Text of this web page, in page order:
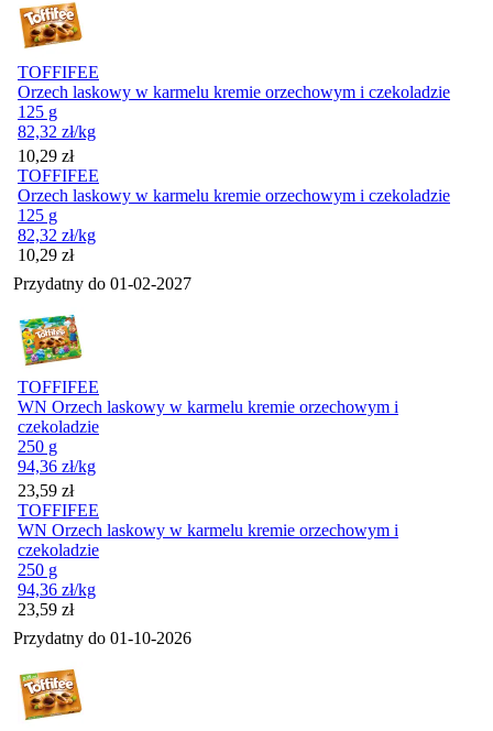
TOFFIFEE
Orzech laskowy w karmelu kremie orzechowym i czekoladzie
125 g
82,32 zł/kg
Cena
10,29 zł
TOFFIFEE
Orzech laskowy w karmelu kremie orzechowym i czekoladzie
125 g
82,32 zł/kg
Cena
10,29 zł
Przydatny do 01-02-2027
TOFFIFEE
WN Orzech laskowy w karmelu kremie orzechowym i
czekoladzie
250 g
94,36 zł/kg
Cena
23,59 zł
TOFFIFEE
WN Orzech laskowy w karmelu kremie orzechowym i
czekoladzie
250 g
94,36 zł/kg
Cena
23,59 zł
Przydatny do 01-10-2026